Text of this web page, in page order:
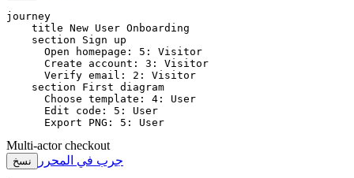
journey
    title New User Onboarding
    section Sign up
      Open homepage: 5: Visitor
      Create account: 3: Visitor
      Verify email: 2: Visitor
    section First diagram
      Choose template: 4: User
      Edit code: 5: User
      Export PNG: 5: User
Multi-actor checkout
نسخ جرب في المحرر